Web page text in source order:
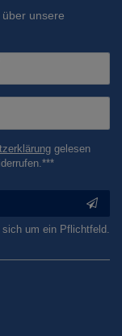
unsere
gelesen
um ein Pflichtfeld.